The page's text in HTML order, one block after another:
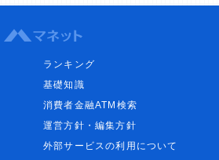
ランキング
基礎知識
消費者金融ATM検索
運営方針・編集方針
外部サービスの利用について